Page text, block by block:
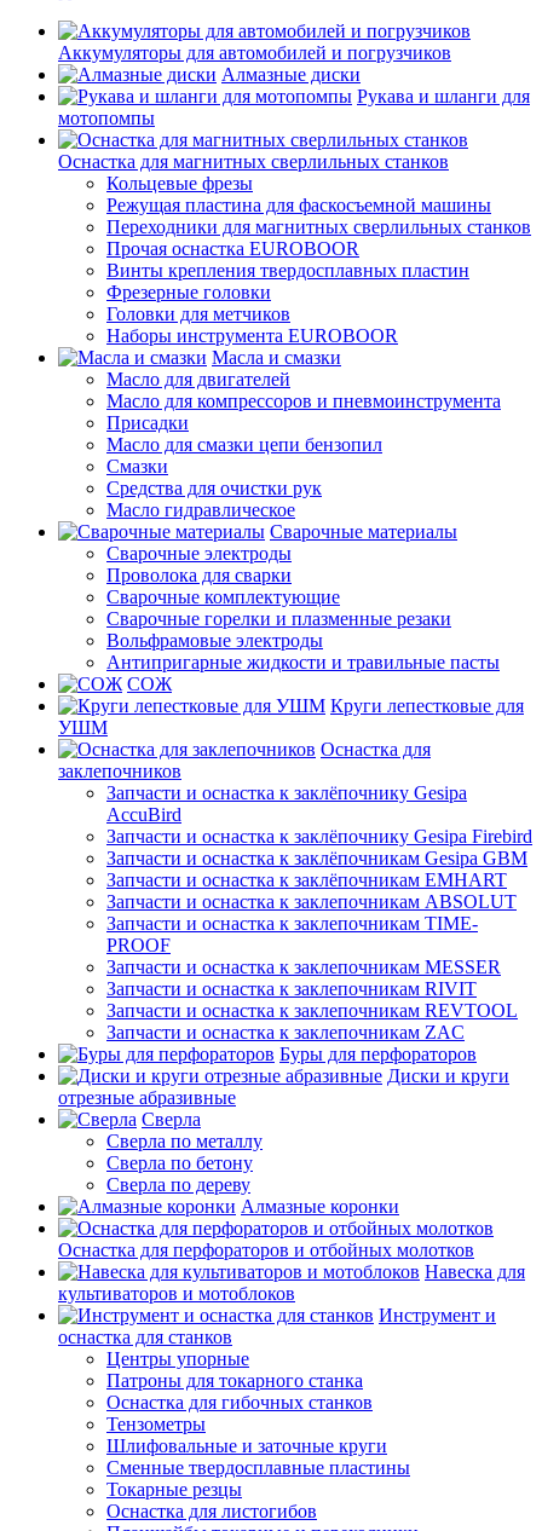
Аккумуляторы для автомобилей и погрузчиков
Алмазные диски
Рукава и шланги для
мотопомпы
Оснастка для магнитных сверлильных станков
Кольцевые фрезы
Режущая пластина для фаскосъемной машины
Переходники для магнитных сверлильных станков
Прочая оснастка EUROBOOR
Винты крепления твердосплавных пластин
Фрезерные головки
Головки для метчиков
Наборы инструмента EUROBOOR
Масла и смазки
Масло для двигателей
Масло для компрессоров и пневмоинструмента
Присадки
Масло для смазки цепи бензопил
Смазки
Средства для очистки рук
Масло гидравлическое
Сварочные материалы
Сварочные электроды
Проволока для сварки
Сварочные комплектующие
Сварочные горелки и плазменные резаки
Вольфрамовые электроды
Антипригарные жидкости и травильные пасты
СОЖ
Круги лепестковые для
УШМ
Оснастка для
заклепочников
Запчасти и оснастка к заклёпочнику Gesipa
AccuBird
Запчасти и оснастка к заклёпочнику Gesipa Firebird
Запчасти и оснастка к заклёпочникам Gesipa GBM
Запчасти и оснастка к заклёпочникам EMHART
Запчасти и оснастка к заклепочникам ABSOLUT
Запчасти и оснастка к заклепочникам TIME-
PROOF
Запчасти и оснастка к заклепочникам MESSER
Запчасти и оснастка к заклепочникам RIVIT
Запчасти и оснастка к заклепочникам REVTOOL
Запчасти и оснастка к заклепочникам ZAC
Буры для перфораторов
Диски и круги
отрезные абразивные
Сверла
Сверла по металлу
Сверла по бетону
Сверла по дереву
Алмазные коронки
Оснастка для перфораторов и отбойных молотков
Навеска для
культиваторов и мотоблоков
Инструмент и
оснастка для станков
Центры упорные
Патроны для токарного станка
Оснастка для гибочных станков
Тензометры
Шлифовальные и заточные круги
Сменные твердосплавные пластины
Токарные резцы
Оснастка для листогибов